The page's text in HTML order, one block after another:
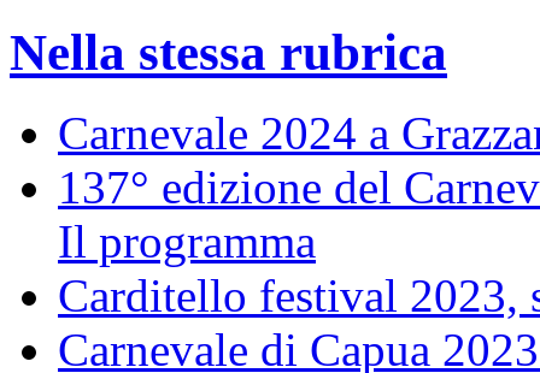
Nella stessa rubrica
Carnevale 2024 a
137° edizione del
Il programma
Carditello festival
Carnevale di Capua